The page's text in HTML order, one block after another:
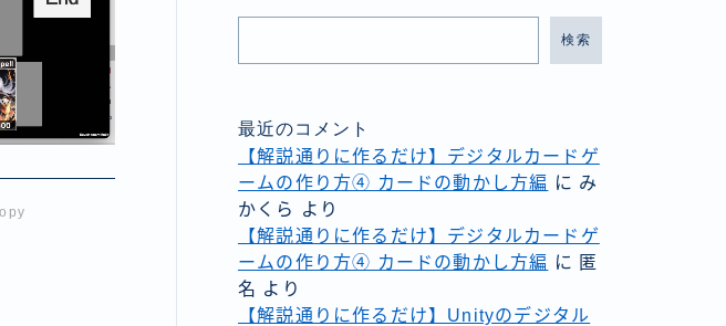
検索
最近のコメント
【解説通りに作るだけ】デジタルカードゲ
ームの作り方④ カードの動かし方編 に み
かくら
より
【解説通りに作るだけ】デジタルカードゲ
ームの作り方④ カードの動かし方編 に 匿
名 より
【解説通りに作るだけ】Unityのデジタル